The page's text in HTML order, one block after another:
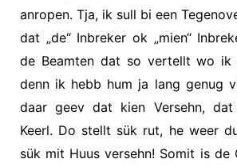
anropen. Tja, ik sull bi een
dat „de“ Inbreker ok „mien“
de Beamten dat so vertellt wo ik
denn ik hebb hum ja lang genug
daar geev dat kien Versehn,
Keerl. Do stellt sük rut, he weer
sük mit Huus versehn! Somit is de